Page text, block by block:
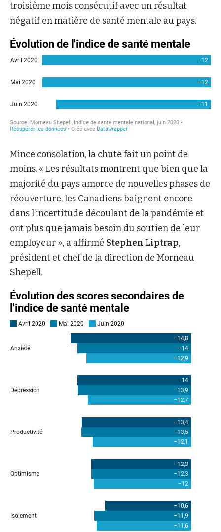
troisième mois consécutif avec un résultat
négatif en matière de santé mentale au pays.
Mince consolation, la chute fait un point de
moins. « Les résultats montrent que bien que la
majorité du pays amorce de nouvelles phases de
réouverture, les Canadiens baignent encore
dans l’incertitude découlant de la pandémie et
ont plus que jamais besoin du soutien de leur
employeur », a affirmé Stephen Liptrap,
président et chef de la direction de Morneau
Shepell.